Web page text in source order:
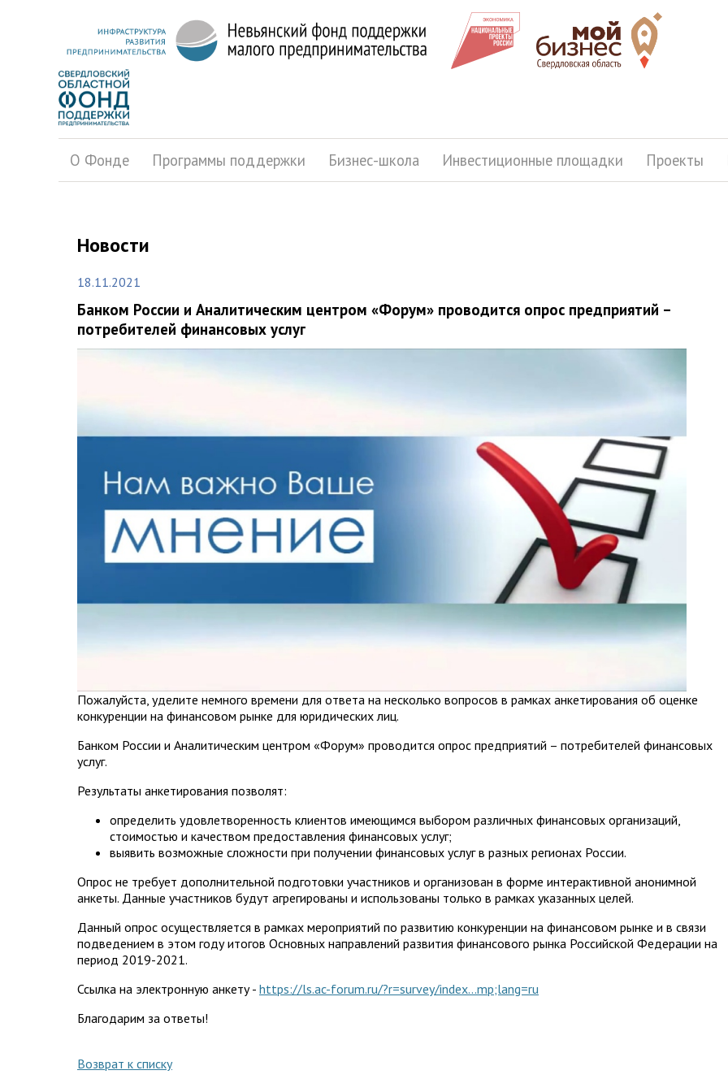
О Фонде Программы поддержки Бизнес-школа Инвестиционные площадки Проекты
Новости
18.11.2021
Банком России и Аналитическим центром «Форум» проводится опрос предприятий –
потребителей финансовых услуг
Пожалуйста, уделите немного времени для ответа на несколько вопросов в рамках анкетирования об оценке
конкуренции на финансовом рынке для юридических лиц.
Банком России и Аналитическим центром «Форум» проводится опрос предприятий – потребителей финансовых
услуг.
Результаты анкетирования позволят:
определить удовлетворенность клиентов имеющимся выбором различных финансовых организаций,
стоимостью и качеством предоставления финансовых услуг;
выявить возможные сложности при получении финансовых услуг в разных регионах России.
Опрос не требует дополнительной подготовки участников и организован в форме интерактивной анонимной
анкеты. Данные участников будут агрегированы и использованы только в рамках указанных целей.
Данный опрос осуществляется в рамках мероприятий по развитию конкуренции на финансовом рынке и в связи
подведением в этом году итогов Основных направлений развития финансового рынка Российской Федерации на
период 2019-2021.
Ссылка на электронную анкету - https://ls.ac-forum.ru/?r=survey/index...mp;lang=ru
Благодарим за ответы!
Возврат к списку